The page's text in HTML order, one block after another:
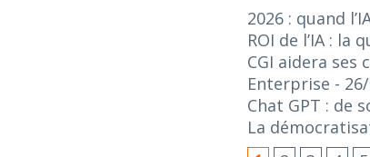
2026 : quand
ROI de l’IA :
CGI aidera ses
Enterprise -
Chat GPT : de
La